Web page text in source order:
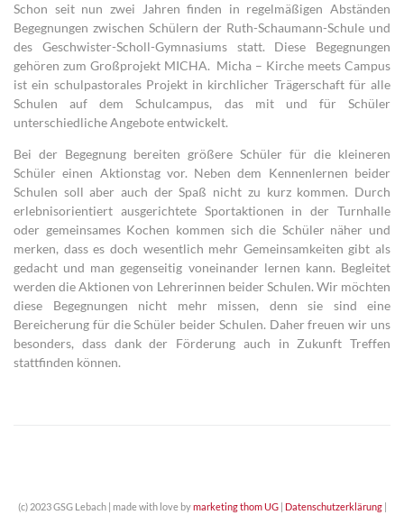
Schon seit nun zwei Jahren finden in regelmäßigen Abständen
Begegnungen zwischen Schülern der Ruth-Schaumann-Schule und
des Geschwister-Scholl-Gymnasiums statt. Diese Begegnungen
gehören zum Großprojekt MICHA. Micha – Kirche meets Campus
ist ein schulpastorales Projekt in kirchlicher Trägerschaft für alle
Schulen auf dem Schulcampus, das mit und für Schüler
unterschiedliche Angebote entwickelt.
Bei der Begegnung bereiten größere Schüler für die kleineren
Schüler einen Aktionstag vor. Neben dem Kennenlernen beider
Schulen soll aber auch der Spaß nicht zu kurz kommen. Durch
erlebnisorientiert ausgerichtete Sportaktionen in der Turnhalle
oder gemeinsames Kochen kommen sich die Schüler näher und
merken, dass es doch wesentlich mehr Gemeinsamkeiten gibt als
gedacht und man gegenseitig voneinander lernen kann. Begleitet
werden die Aktionen von Lehrerinnen beider Schulen. Wir möchten
diese Begegnungen nicht mehr missen, denn sie sind eine
Bereicherung für die Schüler beider Schulen. Daher freuen wir uns
besonders, dass dank der Förderung auch in Zukunft Treffen
stattfinden können.
(c) 2023 GSG Lebach | made with love bymarketing thom UG| Datenschutzerklärung|